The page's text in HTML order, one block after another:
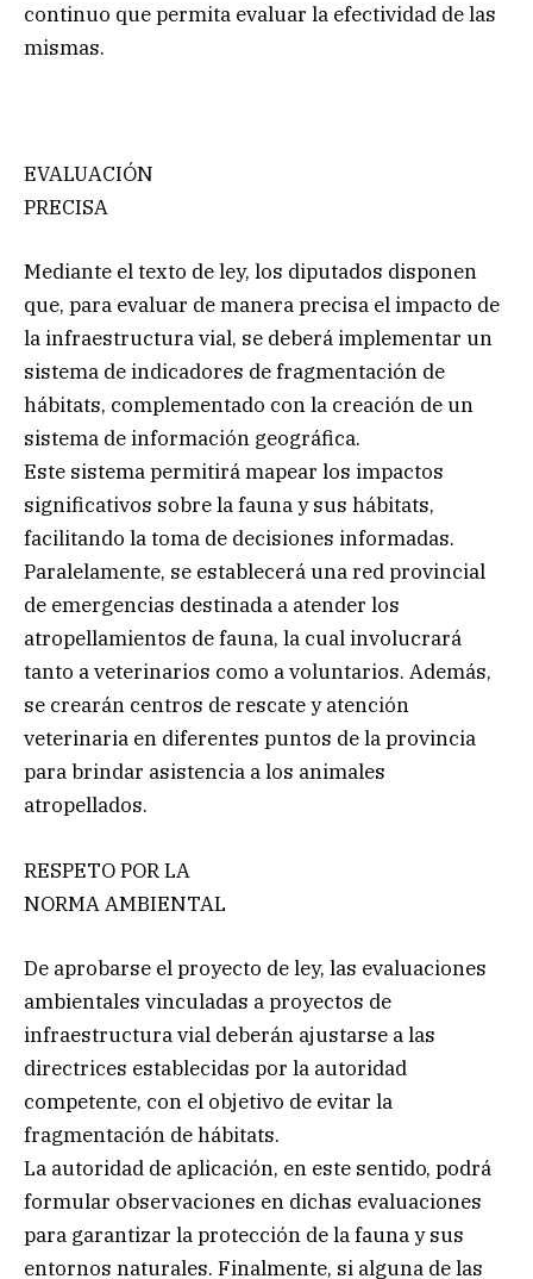
continuo que permita evaluar la efectividad de las
mismas.
EVALUACIÓN
PRECISA
Mediante el texto de ley, los diputados disponen
que, para evaluar de manera precisa el impacto de
la infraestructura vial, se deberá implementar un
sistema de indicadores de fragmentación de
hábitats, complementado con la creación de un
sistema de información geográfica.
Este sistema permitirá mapear los impactos
significativos sobre la fauna y sus hábitats,
facilitando la toma de decisiones informadas.
Paralelamente, se establecerá una red provincial
de emergencias destinada a atender los
atropellamientos de fauna, la cual involucrará
tanto a veterinarios como a voluntarios. Además,
se crearán centros de rescate y atención
veterinaria en diferentes puntos de la provincia
para brindar asistencia a los animales
atropellados.
RESPETO POR LA
NORMA AMBIENTAL
De aprobarse el proyecto de ley, las evaluaciones
ambientales vinculadas a proyectos de
infraestructura vial deberán ajustarse a las
directrices establecidas por la autoridad
competente, con el objetivo de evitar la
fragmentación de hábitats.
La autoridad de aplicación, en este sentido, podrá
formular observaciones en dichas evaluaciones
para garantizar la protección de la fauna y sus
entornos naturales. Finalmente, si alguna de las